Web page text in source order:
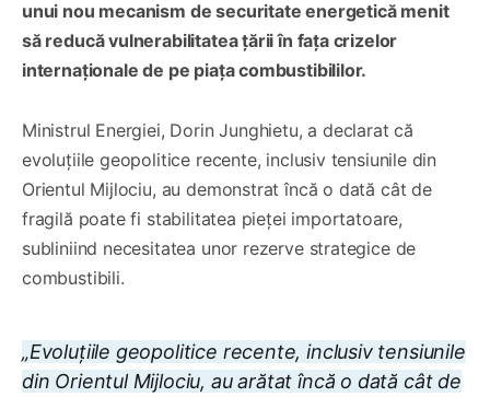
unui nou mecanism de securitate energetică menit
să reducă vulnerabilitatea țării în fața crizelor
internaționale de pe piața combustibililor.
Ministrul Energiei, Dorin Junghietu, a declarat că
evoluțiile geopolitice recente, inclusiv tensiunile din
Orientul Mijlociu, au demonstrat încă o dată cât de
fragilă poate fi stabilitatea pieței importatoare,
subliniind necesitatea unor rezerve strategice de
combustibili.
„Evoluțiile geopolitice recente, inclusiv tensiunile
din Orientul Mijlociu, au arătat încă o dată cât de